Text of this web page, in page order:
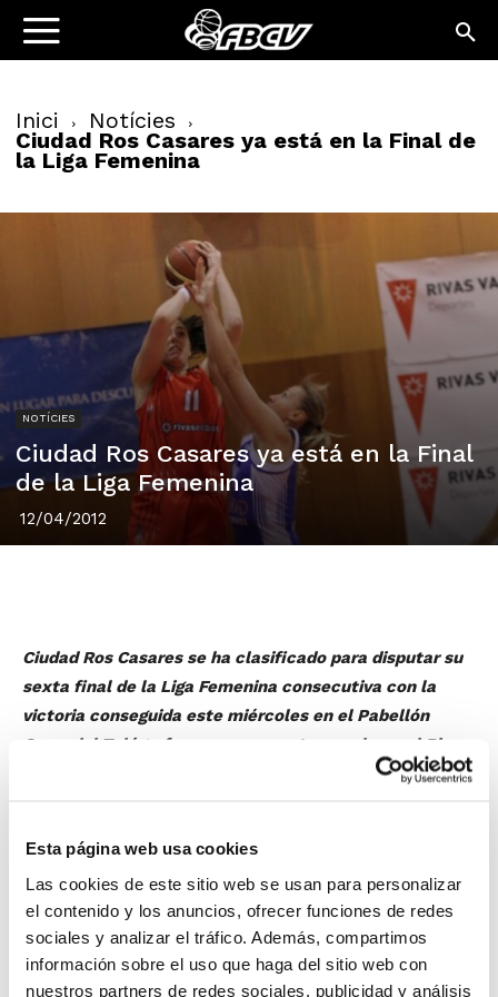
Esta página web usa cookies
Las cookies de este sitio web se usan para personalizar
el contenido y los anuncios, ofrecer funciones de redes
sociales y analizar el tráfico. Además, compartimos
información sobre el uso que haga del sitio web con
nuestros partners de redes sociales, publicidad y análisis
Inici Notícies
Ciudad Ros Casares ya está en la Final de
la Liga Femenina
NOTÍCIES
Ciudad Ros Casares ya está en la Final
de la Liga Femenina
12/04/2012
Ciudad Ros Casares se ha clasificado para disputar su
sexta final de la Liga Femenina consecutiva con la
victoria conseguida este miércoles en el Pabellón
Cerro del Telégrafo, en un encuentro en el que el Rivas
Ecópolis luchó hasta el final por llevar la eliminatoria a
0-11.
La jugadora más destacada del Ciudad Ros Casares fue
Ann Wauters con 23 puntos y cuatro rebotes, mientras
que por parte de Rivas Ecópolis la mejor del partido
fueAnna Cruzcon 20 puntos, siete rebotes y cuatro